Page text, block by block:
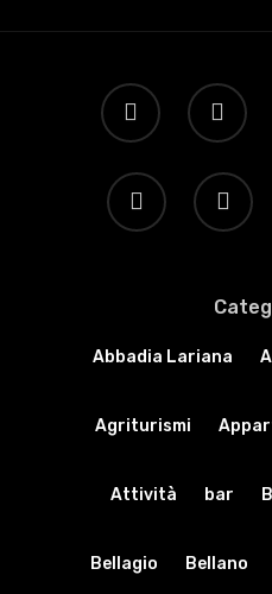
Abbadia Lariana
Agriturismi
Attività bar
Bellagio Bellano